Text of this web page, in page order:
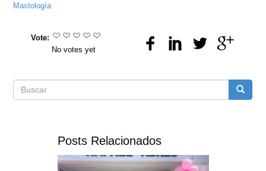
Mastología
Vote:
No votes yet
Formulario
búsqueda
Posts Relacionados